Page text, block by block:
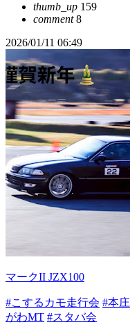
thumb_up 159
comment8
2026/01/11 06:49
マークII JZX100
#こするカモ走行会 #本
がわMT #スタバ会